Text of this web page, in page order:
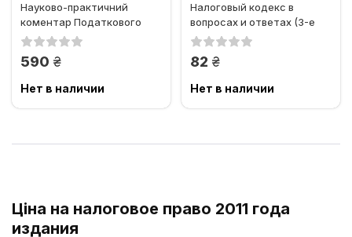
Науково-практичний
коментар Податкового
кодексу України. В 3-х
590 грн.
Нет в наличии
Налоговый кодекс в
вопросах и ответах (3-е
издание)
82 грн.
Нет в наличии
Ціна на налоговое право 2011 года
издания